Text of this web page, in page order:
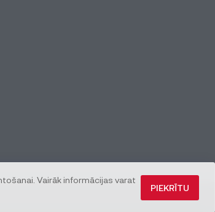
Vairāk informācijas varat
PIEKRĪTU